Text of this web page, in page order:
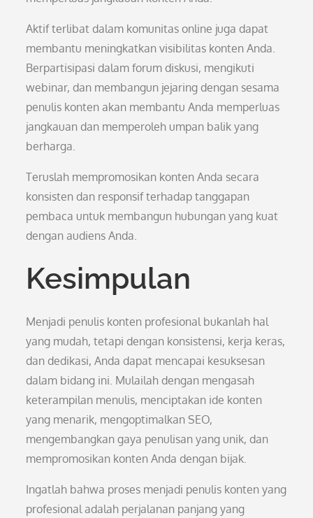
Aktif terlibat dalam komunitas online juga dapat
membantu meningkatkan visibilitas konten Anda.
Berpartisipasi dalam forum diskusi, mengikuti
webinar, dan membangun jejaring dengan sesama
penulis konten akan membantu Anda memperluas
jangkauan dan memperoleh umpan balik yang
berharga.
Teruslah mempromosikan konten Anda secara
konsisten dan responsif terhadap tanggapan
pembaca untuk membangun hubungan yang kuat
dengan audiens Anda.
Kesimpulan
Menjadi penulis konten profesional bukanlah hal
yang mudah, tetapi dengan konsistensi, kerja keras,
dan dedikasi, Anda dapat mencapai kesuksesan
dalam bidang ini. Mulailah dengan mengasah
keterampilan menulis, menciptakan ide konten
yang menarik, mengoptimalkan SEO,
mengembangkan gaya penulisan yang unik, dan
mempromosikan konten Anda dengan bijak.
Ingatlah bahwa proses menjadi penulis konten yang
profesional adalah perjalanan panjang yang